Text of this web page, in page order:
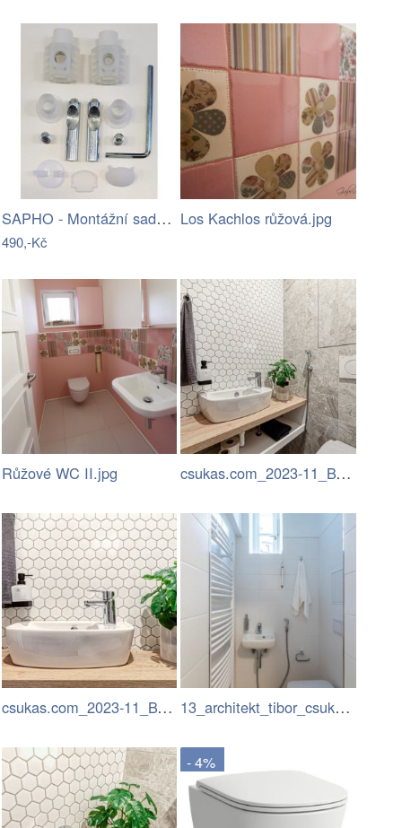
SAPHO - Montážní sada pro závěsné WC…
490,-Kč
Los Kachlos růžová.jpg
Růžové WC II.jpg csukas.com_2023-11_BYT Hostivar_067.jpg
csukas.com_2023-11_BYT Hostivar_068.jpg 13_architekt_tibor_csukas.jpg
- 4%